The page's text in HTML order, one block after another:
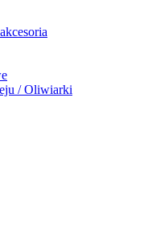
/ Oliwiarki